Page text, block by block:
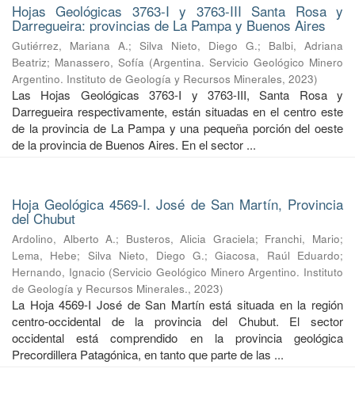
Hojas Geológicas 3763-I y 3763-III Santa Rosa y
Darregueira: provincias de La Pampa y Buenos Aires
Gutiérrez, Mariana A.; Silva Nieto, Diego G.; Balbi, Adriana
Beatriz; Manassero, Sofía (Argentina. Servicio Geológico Minero
Argentino. Instituto de Geología y Recursos Minerales, 2023)
Las Hojas Geológicas 3763-I y 3763-III, Santa Rosa y
Darregueira respectivamente, están situadas en el centro este
de la provincia de La Pampa y una pequeña porción del oeste
de la provincia de Buenos Aires. En el sector ...
Hoja Geológica 4569-I. José de San Martín, Provincia
del Chubut
Ardolino, Alberto A.; Busteros, Alicia Graciela; Franchi, Mario;
Lema, Hebe; Silva Nieto, Diego G.;Giacosa, Raúl Eduardo;
Hernando, Ignacio (Servicio Geológico Minero Argentino. Instituto
de Geología y Recursos Minerales., 2023)
La Hoja 4569-I José de San Martín está situada en la región
centro-occidental de la provincia del Chubut. El sector
occidental está comprendido en la provincia geológica
Precordillera Patagónica, en tanto que parte de las ...